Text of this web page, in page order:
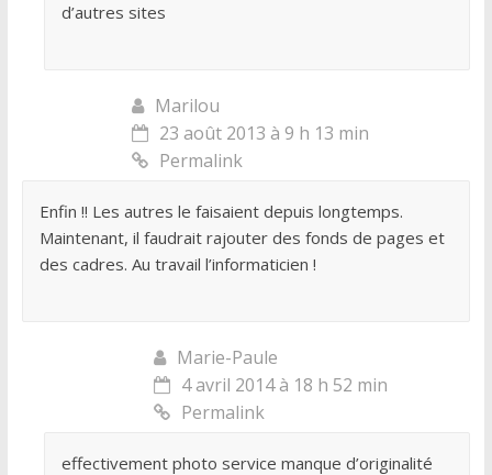
d’autres sites
Marilou
23 août 2013 à 9 h 13 min
Permalink
Enfin !! Les autres le faisaient depuis longtemps.
Maintenant, il faudrait rajouter des fonds de pages et
des cadres. Au travail l’informaticien !
Marie-Paule
4 avril 2014 à 18 h 52 min
Permalink
effectivement photo service manque d’originalité